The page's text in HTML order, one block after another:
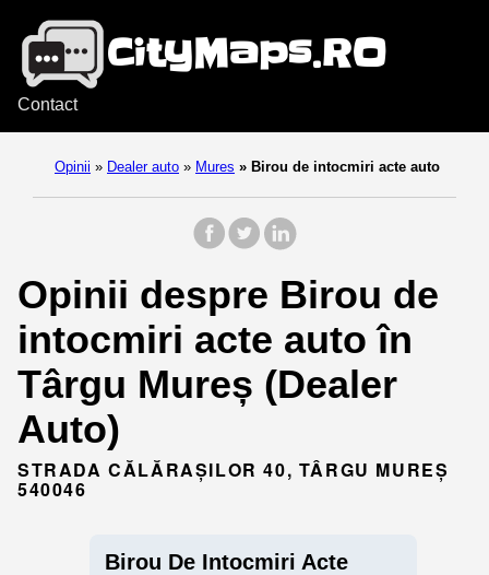
Contact
Opinii » Dealer auto » Mures » Birou de intocmiri acte auto
Opinii despre Birou de
intocmiri acte auto în
Târgu Mureș (Dealer
Auto)
STRADA CĂLĂRAŞILOR 40, TÂRGU MUREȘ
540046
Birou De Intocmiri Acte